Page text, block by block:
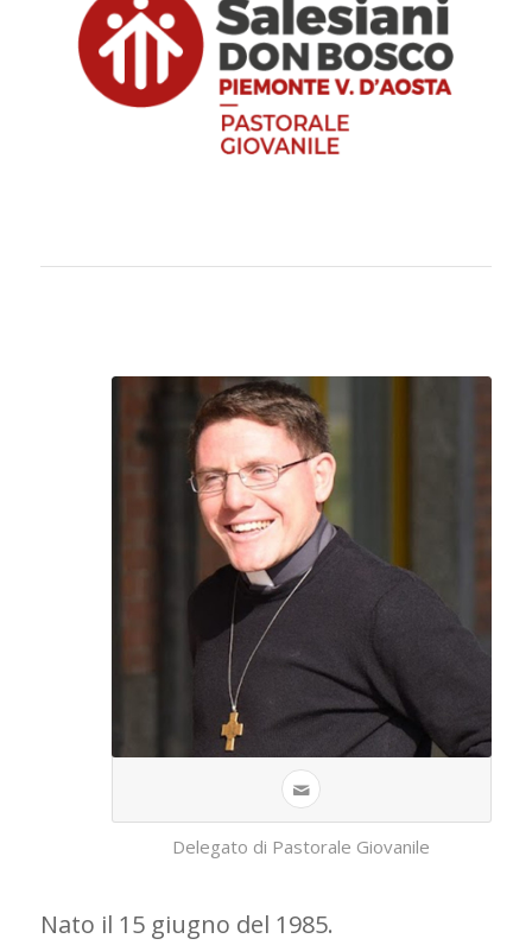
Delegato di Pastorale Giovanile
Nato il 15 giugno del 1985.